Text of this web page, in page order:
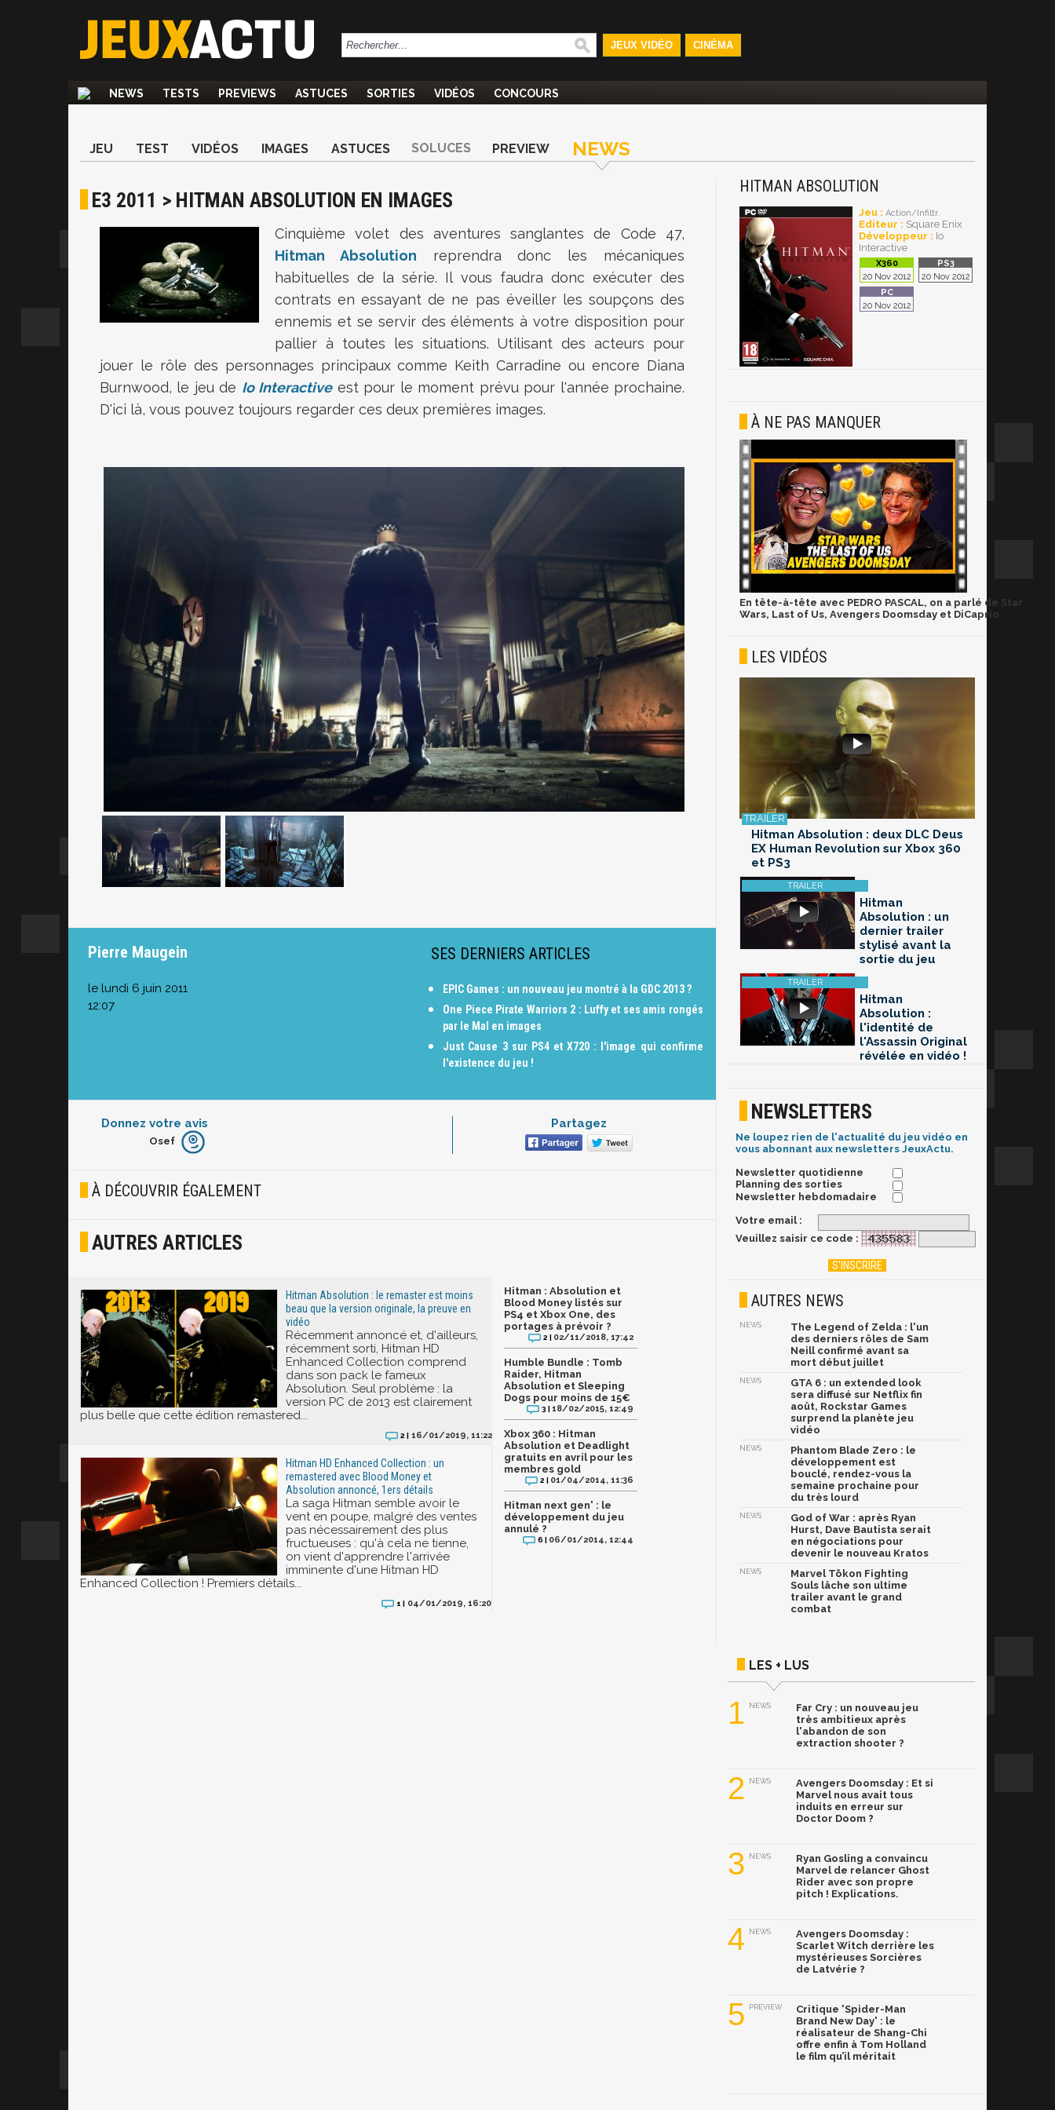
JEUX VIDÉO CINÉMA
NEWS TESTS PREVIEWS ASTUCES SORTIES VIDÉOS CONCOURS
JEU TEST VIDÉOS IMAGES ASTUCES SOLUCES PREVIEW NEWS
E3 2011 > HITMAN ABSOLUTION EN IMAGES
Cinquième volet des aventures sanglantes de Code 47,
Hitman Absolution reprendra donc les mécaniques
habituelles de la série. Il vous faudra donc exécuter des
contrats en essayant de ne pas éveiller les soupçons des
ennemis et se servir des éléments à votre disposition pour
pallier à toutes les situations. Utilisant des acteurs pour
jouer le rôle des personnages principaux comme Keith Carradine ou encore Diana
Burnwood, le jeu de Io Interactiveest pour le moment prévu pour l'année prochaine.
D'ici là, vous pouvez toujours regarder ces deux premières images.
Pierre Maugein
le lundi 6 juin 2011
12:07
SES DERNIERS ARTICLES
EPIC Games : un nouveau jeu montré à la GDC 2013 ?
One Piece Pirate Warriors 2 : Luffy et ses amis rongés
par le Mal en images
Just Cause 3 sur PS4 et X720 : l'image qui confirme
l'existence du jeu !
Donnez votre avis
Furieux
Joyeux
Osef
Partagez
À DÉCOUVRIR ÉGALEMENT
AUTRES ARTICLES
Hitman Absolution : le remaster est moins
beau que la version originale, la preuve en
vidéo
Récemment annoncé et, d'ailleurs,
récemment sorti, Hitman HD
Enhanced Collection comprend
dans son pack le fameux
Absolution. Seul problème : la
version PC de 2013 est clairement
plus belle que cette édition remastered...
2 | 16/01/2019, 11:22
Hitman HD Enhanced Collection : un
remastered avec Blood Money et
Absolution annoncé, 1ers détails
La saga Hitman semble avoir le
vent en poupe, malgré des ventes
pas nécessairement des plus
fructueuses : qu'à cela ne tienne,
on vient d'apprendre l'arrivée
imminente d'une Hitman HD
Enhanced Collection ! Premiers détails...
1 | 04/01/2019, 16:20
Hitman : Absolution et
Blood Money listés sur
PS4 et Xbox One, des
portages à prévoir ?
2 | 02/11/2018, 17:42
Humble Bundle : Tomb
Raider, Hitman
Absolution et Sleeping
Dogs pour moins de 15€
3 |18/02/2015, 12:49
Xbox 360 : Hitman
Absolution et Deadlight
gratuits en avril pour les
membres gold
2 | 01/04/2014, 11:36
Hitman next gen' : le
développement du jeu
annulé ?
6 | 06/01/2014, 12:44
HITMAN ABSOLUTION
Jeu : Action/Infiltr.
Editeur : Square Enix
Développeur : Io
Interactive
20 Nov 2012 20 Nov 2012
20 Nov 2012
À NE PAS MANQUER
En tête-à-tête avec PEDRO PASCAL, on a parlé de Star
Wars, Last of Us, Avengers Doomsday et DiCaprio
LES VIDÉOS
Hitman Absolution : deux DLC Deus
EX Human Revolution sur Xbox 360
et PS3
Hitman
Absolution : un
dernier trailer
stylisé avant la
sortie du jeu
Hitman
Absolution :
l'identité de
l'Assassin Original
révélée en vidéo !
NEWSLETTERS
Ne loupez rien de l'actualité du jeu vidéo en
vous abonnant aux newsletters JeuxActu.
Newsletter quotidienne
Planning des sorties
Newsletter hebdomadaire
Votre email :
Veuillez saisir ce code :
AUTRES NEWS
NEWS
The Legend of Zelda : l'un
des derniers rôles de Sam
Neill confirmé avant sa
mort début juillet
NEWS
GTA 6 : un extended look
sera diffusé sur Netflix fin
août, Rockstar Games
surprend la planète jeu
vidéo
NEWS
Phantom Blade Zero : le
développement est
bouclé, rendez-vous la
semaine prochaine pour
du très lourd
NEWS
God of War : après Ryan
Hurst, Dave Bautista serait
en négociations pour
devenir le nouveau Kratos
NEWS
Marvel Tōkon Fighting
Souls lâche son ultime
trailer avant le grand
combat
LES + LUS
1 NEWS
Far Cry : un nouveau jeu
très ambitieux après
l'abandon de son
extraction shooter ?
2 NEWS
Avengers Doomsday : Et si
Marvel nous avait tous
induits en erreur sur
Doctor Doom ?
3 NEWS
Ryan Gosling a convaincu
Marvel de relancer Ghost
Rider avec son propre
pitch ! Explications.
4 NEWS
Avengers Doomsday :
Scarlet Witch derrière les
mystérieuses Sorcières
de Latvérie ?
5 PREVIEW
Critique 'Spider-Man
Brand New Day' : le
réalisateur de Shang-Chi
offre enfin à Tom Holland
le film qu’il méritait